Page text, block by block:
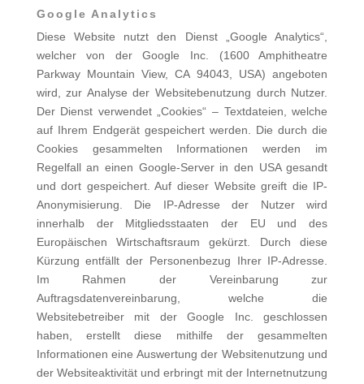
Google Analytics
Diese Website nutzt den Dienst „Google Analytics“,
welcher von der Google Inc. (1600 Amphitheatre
Parkway Mountain View, CA 94043, USA) angeboten
wird, zur Analyse der Websitebenutzung durch Nutzer.
Der Dienst verwendet „Coo­kies“ – Textdateien, welche
auf Ihrem Endgerät gespeichert werden. Die durch die
Cookies gesammelten Informationen werden im
Regelfall an einen Google-Server in den USA gesandt
und dort gespeichert. Auf dieser Website greift die IP-
Anonymisierung. Die IP-Adresse der Nutzer wird
innerhalb der Mitgliedsstaaten der EU und des
Europäischen Wirt­schaftsraum gekürzt. Durch diese
Kürzung entfällt der Personenbezug Ihrer IP-Adresse.
Im Rahmen der Vereinbarung zur
Auftragsdatenvereinbarung, welche die
Websitebetreiber mit der Google Inc. geschlossen
haben, erstellt diese mithil­fe der gesammelten
Informationen eine Auswertung der Websitenutzung und
der Websiteaktivität und erbringt mit der In­ternetnutzung